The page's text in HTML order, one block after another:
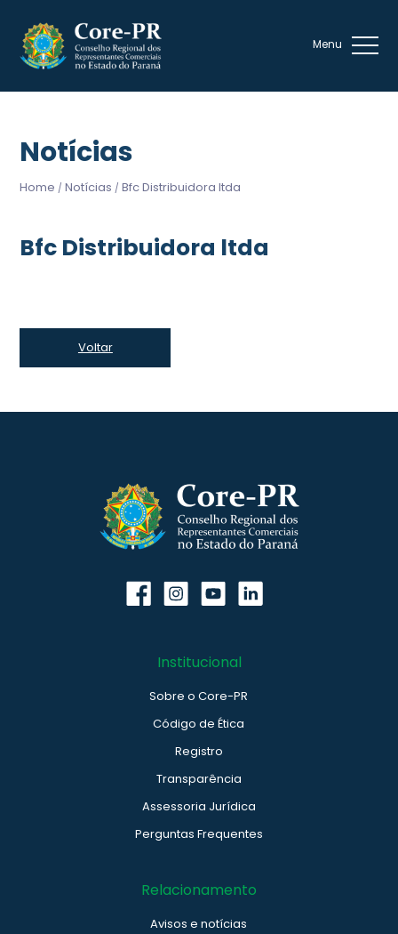
Notícias
Home / Notícias / Bfc Distribuidora ltda
Bfc Distribuidora ltda
Voltar
Institucional
Sobre o Core-PR
Código de Ética
Registro
Transparência
Assessoria Jurídica
Perguntas Frequentes
Relacionamento
Avisos e notícias